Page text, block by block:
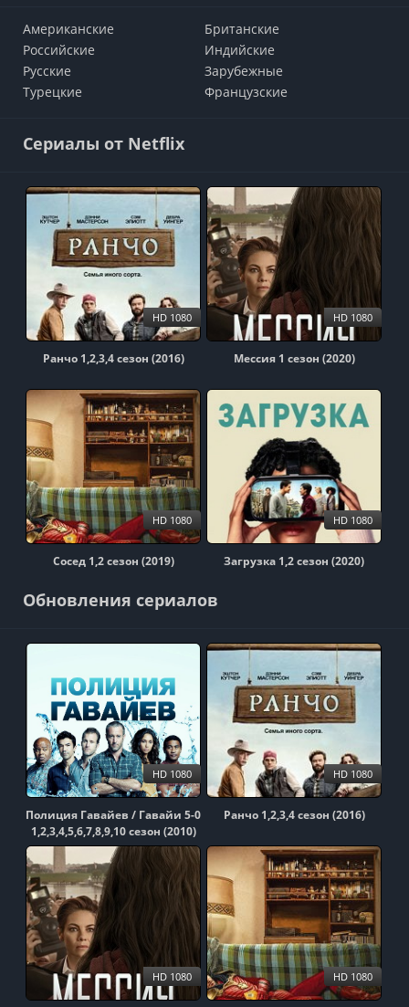
Американские
Британские
Российские
Индийские
Русские
Зарубежные
Турецкие
Французские
Сериалы от Netflix
Ранчо 1,2,3,4 сезон (2016)
HD 1080
Мессия 1 сезон (2020)
HD 1080
Сосед 1,2 сезон (2019)
HD 1080
Загрузка 1,2 сезон (2020)
HD 1080
Обновления сериалов
Полиция Гавайев / Гавайи 5-0
1,2,3,4,5,6,7,8,9,10 сезон (2010)
HD 1080
Ранчо 1,2,3,4 сезон (2016)
HD 1080
HD 1080 HD 1080